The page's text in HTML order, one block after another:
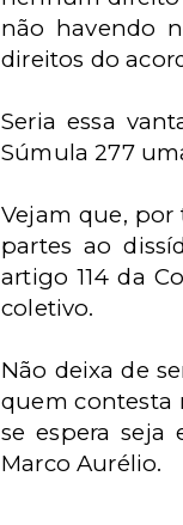
não havendo
direitos do
Seria essa
Súmula 277
Vejam que, por
partes ao
artigo 114 da
coletivo.
Não deixa de
quem contesta
se espera
Marco Aurélio.